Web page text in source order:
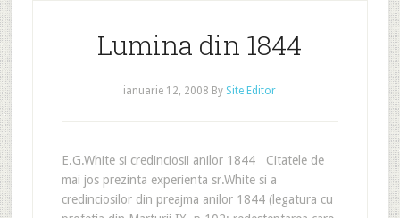
Lumina din 1844
ianuarie 12, 2008 By Site Editor
E.G.White si credinciosii anilor 1844 Citatele de
mai jos prezinta experienta sr.White si a
credinciosilor din preajma anilor 1844 (legatura cu